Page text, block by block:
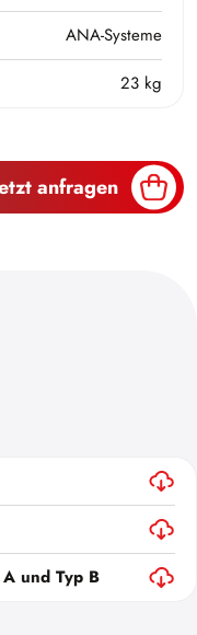
ANA-Systeme
23 kg
anfragen
und Typ B